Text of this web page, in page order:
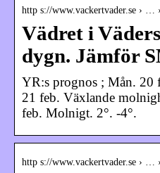
http s://www.vackertvader.se › …
Vädret i
dygn. Jämför
YR:s prognos ; Mån. 20
21 feb. Växlande
feb. Molnigt. 2°. -4°.
http s://www.vackertvader.se › …